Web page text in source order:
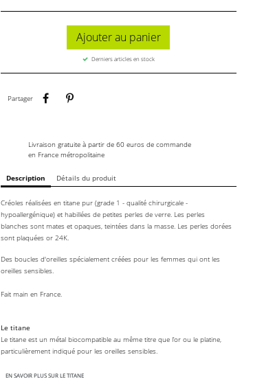
Ajouter au panier
Derniers articles en stock
Partager
Partager
Livraison gratuite à partir de 60 euros de commande
en France métropolitaine
Description Détails du produit
Créoles réalisées en titane pur (grade 1 - qualité chirurgicale -
hypoallergénique) et habillées de petites perles de verre. Les perles
blanches sont mates et opaques, teintées dans la masse. Les perles dorées
sont plaquées or 24K.
Des boucles d'oreilles spécialement créées pour les femmes qui ont les
oreilles sensibles.
Fait main en France.
Le titane
Le titane est un métal biocompatible au même titre que l’or ou le platine,
particulièrement indiqué pour les oreilles sensibles.
EN SAVOIR PLUS SUR LE TITANE